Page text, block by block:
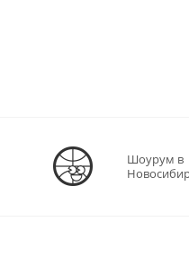
Шоурум в